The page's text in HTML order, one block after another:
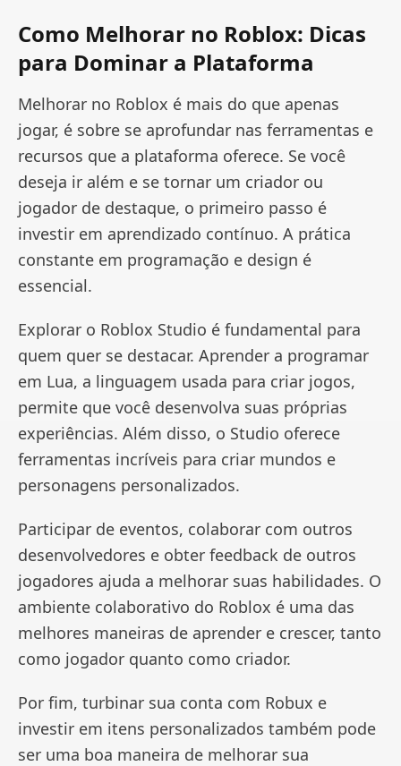
Como Melhorar no Roblox: Dicas
para Dominar a Plataforma
Melhorar no Roblox é mais do que apenas
jogar, é sobre se aprofundar nas ferramentas e
recursos que a plataforma oferece. Se você
deseja ir além e se tornar um criador ou
jogador de destaque, o primeiro passo é
investir em aprendizado contínuo. A prática
constante em programação e design é
essencial.
Explorar o Roblox Studio é fundamental para
quem quer se destacar. Aprender a programar
em Lua, a linguagem usada para criar jogos,
permite que você desenvolva suas próprias
experiências. Além disso, o Studio oferece
ferramentas incríveis para criar mundos e
personagens personalizados.
Participar de eventos, colaborar com outros
desenvolvedores e obter feedback de outros
jogadores ajuda a melhorar suas habilidades. O
ambiente colaborativo do Roblox é uma das
melhores maneiras de aprender e crescer, tanto
como jogador quanto como criador.
Por fim, turbinar sua conta com Robux e
investir em itens personalizados também pode
ser uma boa maneira de melhorar sua